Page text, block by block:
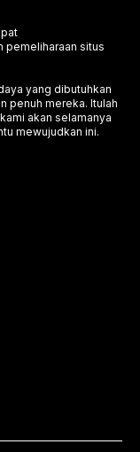
pemeliharaan situs
yang dibutuhkan
penuh mereka. Itulah
akan selamanya
mewujudkan ini.